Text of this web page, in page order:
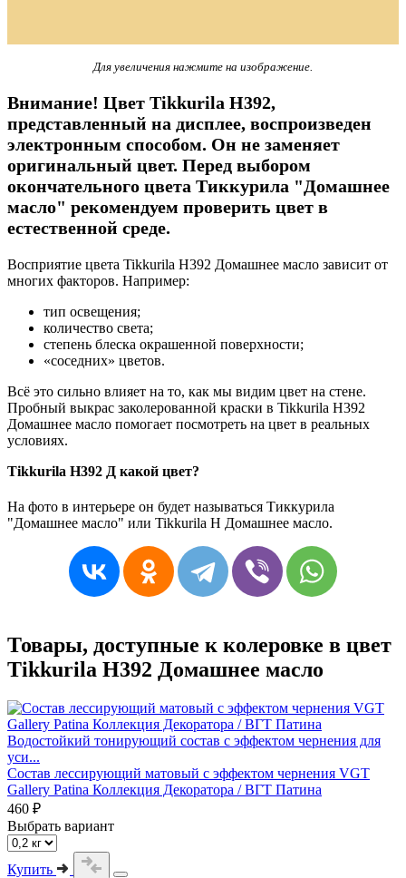
Для увеличения нажмите на изображение.
Внимание! Цвет Tikkurila H392,
представленный на дисплее, воспроизведен
электронным способом. Он не заменяет
оригинальный цвет. Перед выбором
окончательного цвета Тиккурила "Домашнее
масло" рекомендуем проверить цвет в
естественной среде.
Восприятие цвета Tikkurila H392 Домашнее масло зависит от
многих факторов. Например:
тип освещения;
количество света;
степень блеска окрашенной поверхности;
«соседних» цветов.
Всё это сильно влияет на то, как мы видим цвет на стене.
Пробный выкрас заколерованной краски в Tikkurila H392
Домашнее масло помогает посмотреть на цвет в реальных
условиях.
Tikkurila H392 Д какой цвет?
На фото в интерьере он будет называться Тиккурила
"Домашнее масло" или Tikkurila H Домашнее масло.
Товары, доступные к колеровке в цвет
Tikkurila H392 Домашнее масло
Водостойкий тонирующий состав с эффектом чернения для
уси...
Состав лессирующий матовый с эффектом чернения VGT
Gallery Patina Коллекция Декоратора / ВГТ Патина
460 ₽
Выбрать вариант
Купить